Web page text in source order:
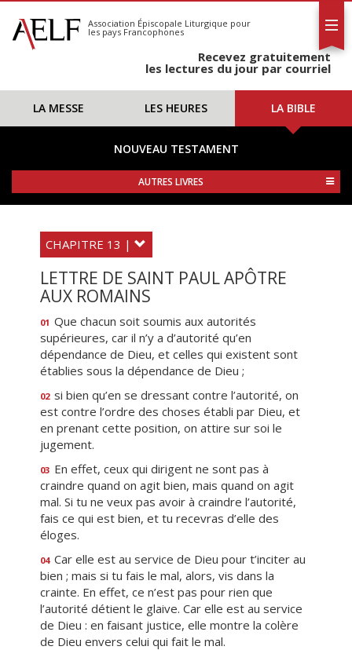
S'abonner
Calendrier
Association Épiscopale Liturgique pour
les pays Francophones
Recevez gratuitement
les lectures du jour par courriel
LA MESSE LES HEURES LA BIBLE
NOUVEAU TESTAMENT
AUTRES LIVRES
CHAPITRE 13 |
LETTRE DE SAINT PAUL APÔTRE
AUX ROMAINS
01 Que chacun soit soumis aux autorités
supérieures, car il n’y a d’autorité qu’en
dépendance de Dieu, et celles qui existent sont
établies sous la dépendance de Dieu ;
02 si bien qu’en se dressant contre l’autorité, on
est contre l’ordre des choses établi par Dieu, et
en prenant cette position, on attire sur soi le
jugement.
03 En effet, ceux qui dirigent ne sont pas à
craindre quand on agit bien, mais quand on agit
mal. Si tu ne veux pas avoir à craindre l’autorité,
fais ce qui est bien, et tu recevras d’elle des
éloges.
04 Car elle est au service de Dieu pour t’inciter au
bien ; mais si tu fais le mal, alors, vis dans la
crainte. En effet, ce n’est pas pour rien que
l’autorité détient le glaive. Car elle est au service
de Dieu : en faisant justice, elle montre la colère
de Dieu envers celui qui fait le mal.